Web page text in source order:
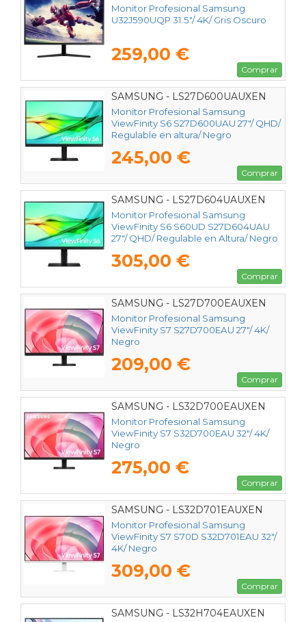
Monitor Profesional Samsung
U32J590UQP 31.5"/ 4K/ Gris Oscuro
259,00 €
Comprar
SAMSUNG - LS27D600UAUXEN
Monitor Profesional Samsung
ViewFinity S6 S27D600UAU 27"/ QHD/
Regulable en altura/ Negro
245,00 €
Comprar
SAMSUNG - LS27D604UAUXEN
Monitor Profesional Samsung
ViewFinity S6 S60UD S27D604UAU
27"/ QHD/ Regulable en Altura/ Negro
305,00 €
Comprar
SAMSUNG - LS27D700EAUXEN
Monitor Profesional Samsung
ViewFinity S7 S27D700EAU 27"/ 4K/
Negro
209,00 €
Comprar
SAMSUNG - LS32D700EAUXEN
Monitor Profesional Samsung
ViewFinity S7 S32D700EAU 32"/ 4K/
Negro
275,00 €
Comprar
SAMSUNG - LS32D701EAUXEN
Monitor Profesional Samsung
ViewFinity S7 S70D S32D701EAU 32"/
4K/ Negro
309,00 €
Comprar
SAMSUNG - LS32H704EAUXEN